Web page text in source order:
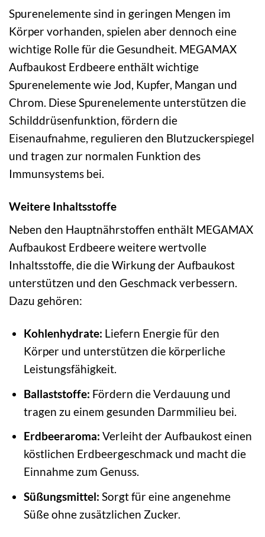
Spurenelemente sind in geringen Mengen im
Körper vorhanden, spielen aber dennoch eine
wichtige Rolle für die Gesundheit. MEGAMAX
Aufbaukost Erdbeere enthält wichtige
Spurenelemente wie Jod, Kupfer, Mangan und
Chrom. Diese Spurenelemente unterstützen die
Schilddrüsenfunktion, fördern die
Eisenaufnahme, regulieren den Blutzuckerspiegel
und tragen zur normalen Funktion des
Immunsystems bei.
Weitere Inhaltsstoffe
Neben den Hauptnährstoffen enthält MEGAMAX
Aufbaukost Erdbeere weitere wertvolle
Inhaltsstoffe, die die Wirkung der Aufbaukost
unterstützen und den Geschmack verbessern.
Dazu gehören:
Kohlenhydrate: Liefern Energie für den
Körper und unterstützen die körperliche
Leistungsfähigkeit.
Ballaststoffe: Fördern die Verdauung und
tragen zu einem gesunden Darmmilieu bei.
Erdbeeraroma: Verleiht der Aufbaukost einen
köstlichen Erdbeergeschmack und macht die
Einnahme zum Genuss.
Süßungsmittel: Sorgt für eine angenehme
Süße ohne zusätzlichen Zucker.